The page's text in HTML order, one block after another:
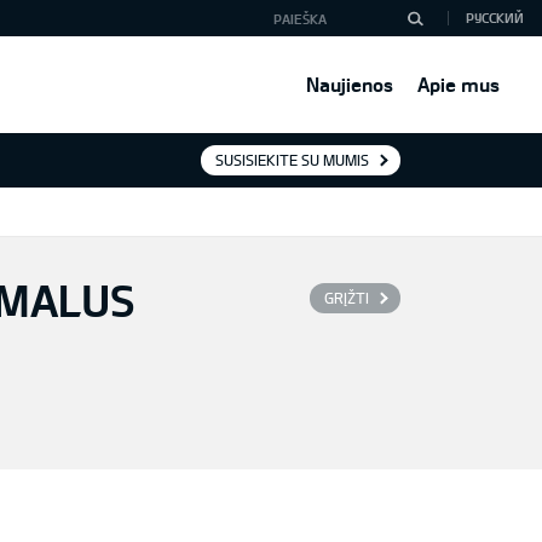
Naujienos Apie mus
РУССКИЙ
SUSISIEKITE SU MUMIS
GRĮŽTI